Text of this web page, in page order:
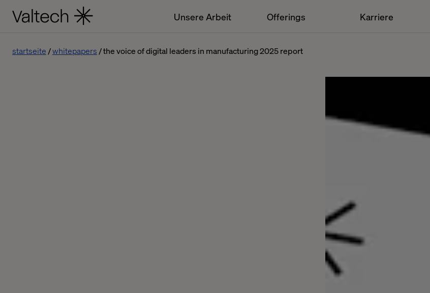
Unsere Arbeit Offerings Karriere
startseite whitepapers the voice of digital leaders in manufacturing 2025 report